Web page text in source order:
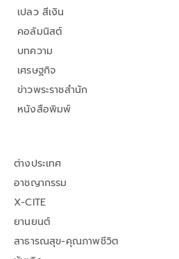
เปลว สีเงิน
คอลัมนิสต์
บทความ
เศรษฐกิจ
ข่าวพระราชสำนัก
หนังสือพิมพ์
ต่างประเทศ
อาชญากรรม
X-CITE
ยานยนต์
สาธารณสุข-คุณภาพชีวิต